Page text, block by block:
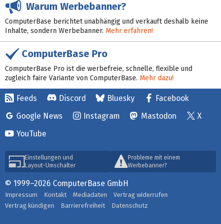
Warum Werbebanner?
ComputerBase berichtet unabhängig und verkauft deshalb keine
Inhalte, sondern Werbebanner. Mehr erfahren!
ComputerBase Pro
ComputerBase Pro ist die werbefreie, schnelle, flexible und
zugleich faire Variante von ComputerBase. Mehr dazu!
Feeds Discord Bluesky
Facebook
Google News
Instagram Mastodon
X
YouTube
Einstellungen und
Layout-Umschalter
Probleme mit einem
Werbebanner?
© 1999–2026 ComputerBase GmbH
Impressum Kontakt Mediadaten
Vertrag widerrufen
Vertrag kündigen
Barrierefreiheit Datenschutz